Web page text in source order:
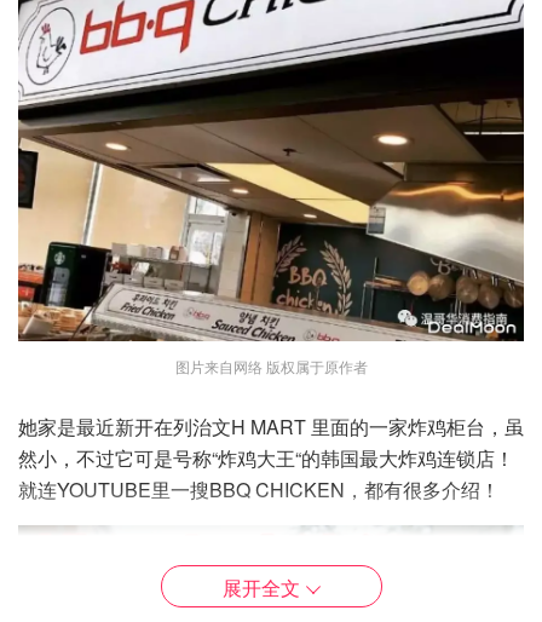
图片来自网络 版权属于原作者
她家是最近新开在列治文H MART 里面的一家炸鸡柜台，虽
然小，不过它可是号称“炸鸡大王“的韩国最大炸鸡连锁店！
就连YOUTUBE里一搜BBQ CHICKEN，都有很多介绍！
展开全文